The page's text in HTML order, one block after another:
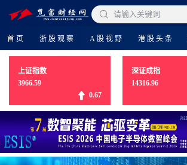
 请输入关键词
首页 浙股观察 A股视野 港股头条
上证指数
3966.59
0.67
深证成指
14316.96